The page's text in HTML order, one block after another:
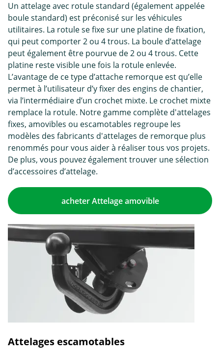
Un attelage avec rotule standard (également appelée
boule standard) est préconisé sur les véhicules
utilitaires. La rotule se fixe sur une platine de fixation,
qui peut comporter 2 ou 4 trous. La boule d’attelage
peut également être pourvue de 2 ou 4 trous. Cette
platine reste visible une fois la rotule enlevée.
L’avantage de ce type d’attache remorque est qu’elle
permet à l’utilisateur d’y fixer des engins de chantier,
via l’intermédiaire d’un crochet mixte. Le crochet mixte
remplace la rotule. Notre gamme complète d'attelages
fixes, amovibles ou escamotables regroupe les
modèles des fabricants d'attelages de remorque plus
renommés pour vous aider à réaliser tous vos projets.
De plus, vous pouvez également trouver une sélection
d’accessoires d’attelage.
Attelages escamotables
acheter Attelage amovible